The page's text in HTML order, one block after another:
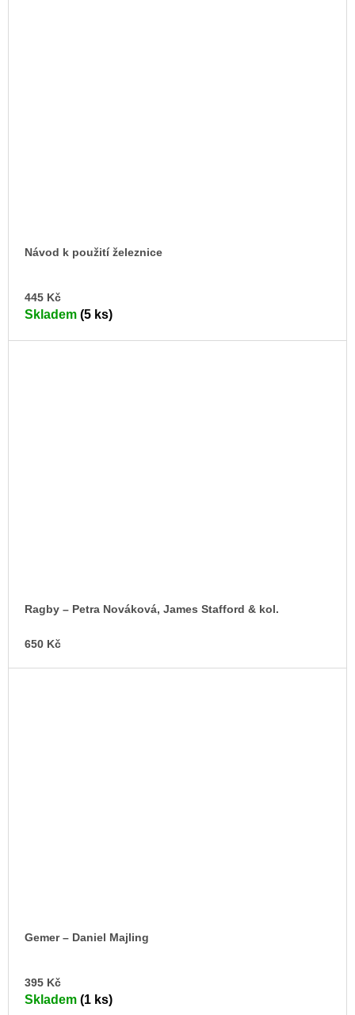
Návod k použití železnice
445 Kč
Skladem (5 ks)
Ragby – Petra Nováková, James Stafford & kol.
650 Kč
Gemer – Daniel Majling
395 Kč
Skladem (1 ks)